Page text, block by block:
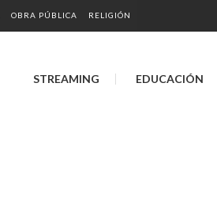
OBRA PÚBLICA RELIGIÓN
STREAMING EDUCACIÓN